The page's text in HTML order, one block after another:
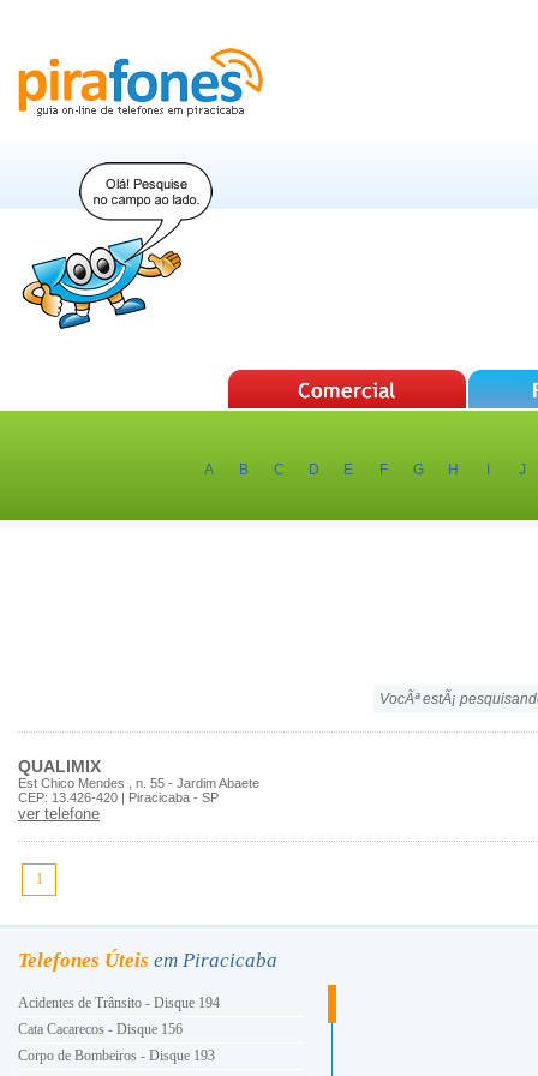
A B C D E F G H J
VocÃª estÃ¡
QUALIMIX
Est Chico Mendes , n. 55 - Jardim Abaete
CEP: 13.426-420 | Piracicaba - SP
ver telefone
1
Telefones Úteis em Piracicaba
Acidentes de Trânsito - Disque 194
Cata Cacarecos - Disque 156
Corpo de Bombeiros - Disque 193